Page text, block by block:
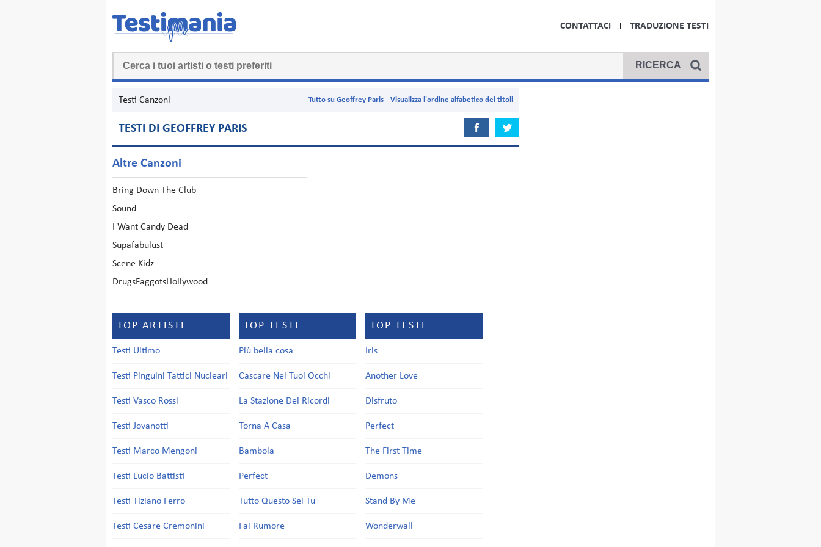
CONTATTACI TRADUZIONE TESTI
Testi Canzoni Visualizza l'ordine alfabetico dei titoli
Tutto su Geoffrey Paris
TESTI DI GEOFFREY PARIS
Altre Canzoni
Bring Down The Club
Sound
I Want Candy Dead
Supafabulust
Scene Kidz
DrugsFaggotsHollywood
TOP ARTISTI
Testi Ultimo
Testi Pinguini Tattici Nucleari
Testi Vasco Rossi
Testi Jovanotti
Testi Marco Mengoni
Testi Lucio Battisti
Testi Tiziano Ferro
Testi Cesare Cremonini
TOP TESTI
Più bella cosa
Cascare Nei Tuoi Occhi
La Stazione Dei Ricordi
Torna A Casa
Bambola
Perfect
Tutto Questo Sei Tu
Fai Rumore
TOP TESTI
Iris
Another Love
Disfruto
Perfect
The First Time
Demons
Stand By Me
Wonderwall